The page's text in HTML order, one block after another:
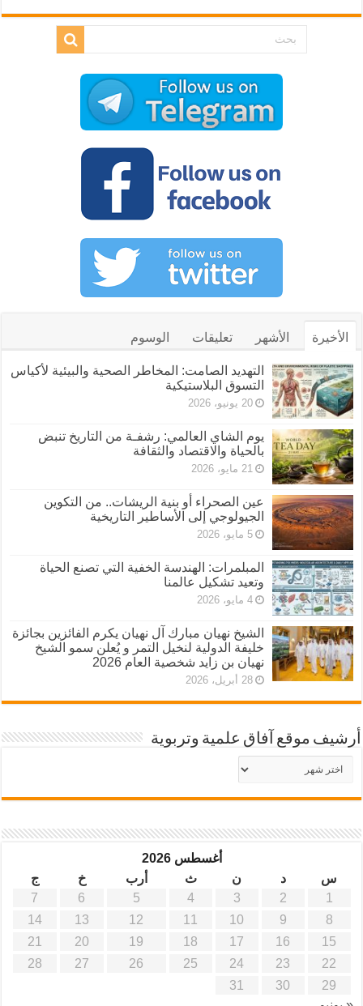
الأخيرة الأشهر تعليقات الوسوم
التهديد الصامت: المخاطر الصحية والبيئية لأكياس
التسوق البلاستيكية
20 يونيو، 2026
يوم الشاي العالمي: رشفـة من التاريخ تنبض
بالحياة والاقتصاد والثقافة
21 مايو، 2026
عين الصحراء أو بنية الريشات.. من التكوين
الجيولوجي إلى الأساطير التاريخية
5 مايو، 2026
المبلمرات: الهندسة الخفية التي تصنع الحياة
وتعيد تشكيل عالمنا
4 مايو، 2026
الشيخ نهيان مبارك آل نهيان يكرم الفائزين بجائزة
خليفة الدولية لنخيل التمر و يُعلن سمو الشيخ
نهيان بن زايد شخصية العام 2026
28 أبريل، 2026
أرشيف موقع آفاق علمية وتربوية
أرشيف
موقع
أغسطس 2026
س
د ن ث أرب خ
ج
1
2
3
4
5
6
7
8
9
10
11
12
13
14
15
16
17
18
19
20
21
22
23
24
25
26
27
28
29
30
31